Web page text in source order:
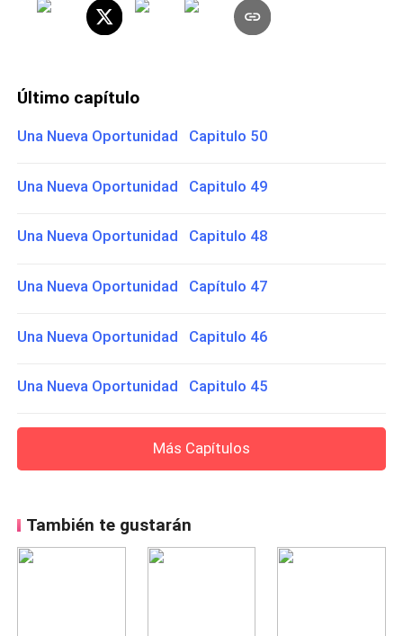
Último capítulo
Una Nueva Oportunidad Capitulo 50
Una Nueva Oportunidad Capitulo 49
Una Nueva Oportunidad Capitulo 48
Una Nueva Oportunidad Capítulo 47
Una Nueva Oportunidad Capitulo 46
Una Nueva Oportunidad Capitulo 45
Más Capítulos
También te gustarán